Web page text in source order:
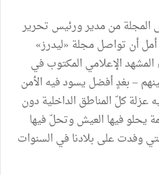
المجلة من مدير ورئيس تحرير
أن تواصل مجلة «ليدرز»
الإعلامي المكتوب في
– بغدٍ أفضل يسود فيه الأمن
عزلة كلّ المناطق الداخلية دون
يحلو فيها العيش وتحلّ فيها
وفدت على بلادنا في السنوات